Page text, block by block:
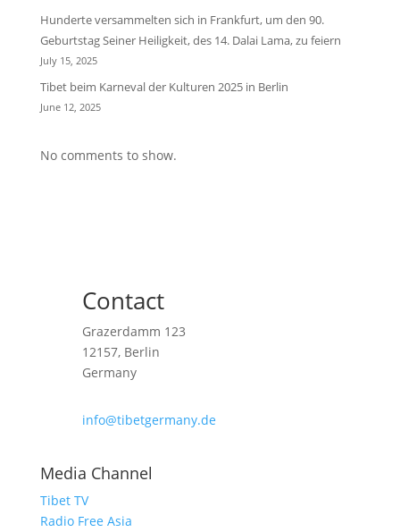
Hunderte versammelten sich in Frankfurt, um den 90.
Geburtstag Seiner Heiligkeit, des 14. Dalai Lama, zu feiern
July 15, 2025
Tibet beim Karneval der Kulturen 2025 in Berlin
June 12, 2025
No comments to show.
Contact
Grazerdamm 123
12157, Berlin
Germany
info@tibetgermany.de
Media Channel
Tibet TV
Radio Free Asia